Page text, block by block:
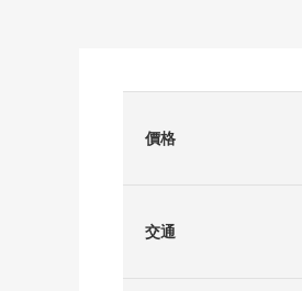
價格
交通